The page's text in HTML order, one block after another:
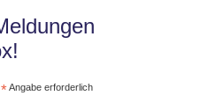
*Angabe erforderlich